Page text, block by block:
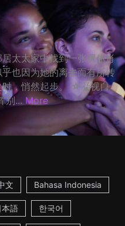
太太家中找到一张裸体肖
也因为她的离去而有所转
时，悄然起步。 ☆凝视自
别... More
文 Bahasa Indonesia
本語 한국어